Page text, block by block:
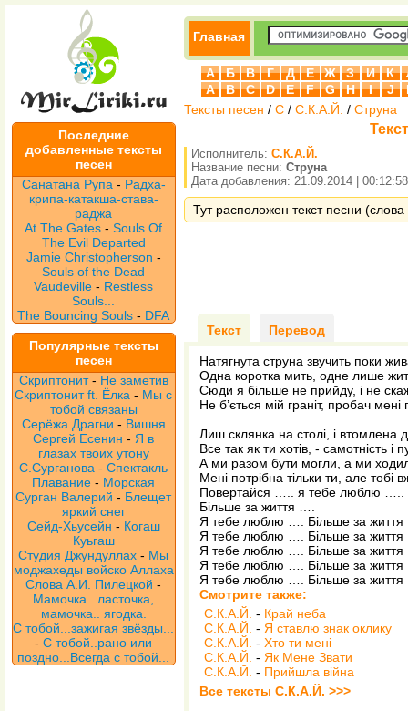
Последние
добавленные тексты
песен
Санатана Рупа - Радха-
крипа-катакша-става-
раджа
At The Gates -Souls Of
The Evil Departed
Jamie Christopherson -
Souls of the Dead
Vaudeville- Restless
Souls...
The Bouncing Souls - DFA
Популярные тексты
песен
Скриптонит- Не заметив
Скриптонит ft. Ёлка - Мы с
тобой связаны
Серёжа Драгни - Вишня
Сергей Есенин - Я в
глазах твоих утону
С.Сурганова - Спектакль
Плавание - Морская
Сурган Валерий - Блещет
яркий снег
Сейд-Хьусейн - Когаш
Куьгаш
Студия Джундуллах - Мы
моджахеды войско Аллаха
Слова А.И. Пилецкой -
Мамочка.. ласточка,
мамочка.. ягодка.
С тобой...зажигая звёзды...
-С тобой..рано или
поздно...Всегда с тобой...
Главная
А Б В Г Д Е Ж З И К
A
B C D E F G H I J
Тексты песен / С / С.К.А.Й. / Струна
Исполнитель: С.К.А.Й.
Название песни: Струна
Дата добавления: 21.09.2014 | 00:12:58
Тут расположен текст песни
Текст Перевод
Натягнута струна звучить поки
Одна коротка мить, одне лише
Сюди я більше не прийду, і не
Не б’ється мій граніт, пробач
Лиш склянка на столі, і втомлена
Все так як ти хотів, - самотність і
А ми разом бути могли, а ми
Мені потрібна тільки ти, але тобі
Повертайся ….. я тебе люблю …..
Більше за життя ….
Я тебе люблю …. Більше за життя
Я тебе люблю …. Більше за життя
Я тебе люблю …. Більше за життя
Я тебе люблю …. Більше за життя
Я тебе люблю …. Більше за життя
Смотрите также:
С.К.А.Й. - Край неба
С.К.А.Й. - Я ставлю знак оклику
С.К.А.Й. - Хто ти мені
С.К.А.Й. - Як Мене Звати
С.К.А.Й. - Прийшла війна
Все тексты С.К.А.Й. >>>